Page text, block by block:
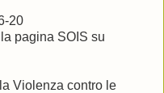
20
pagina SOIS su
Violenza contro le